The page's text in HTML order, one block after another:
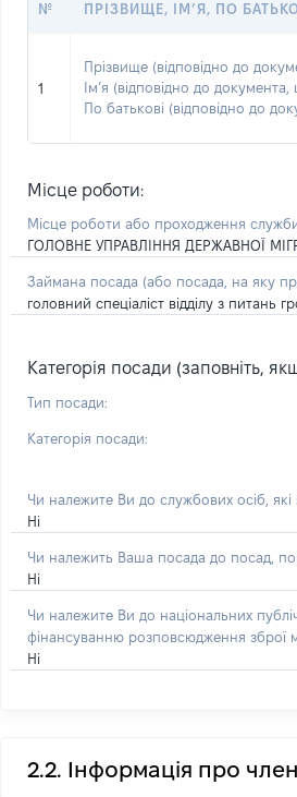
№ ПРІЗВИЩЕ, ІМ’Я, ПО
1
Прізвище (відповідно до
Ім’я (відповідно до
По батькові (відповідно до
Місце роботи:
Місце роботи або проходження
ГОЛОВНЕ УПРАВЛІННЯ ДЕРЖАВНОЇ
Займана посада (або посада, на яку
головний спеціаліст відділу з питань
Категорія посади (заповніть,
Тип посади:
Категорія посади:
Чи належите Ви до службових осіб, які
Ні
Чи належить Ваша посада до посад,
Ні
Чи належите Ви до національних
фінансуванню розповсюдження зброї
Ні
2.2. Інформація про